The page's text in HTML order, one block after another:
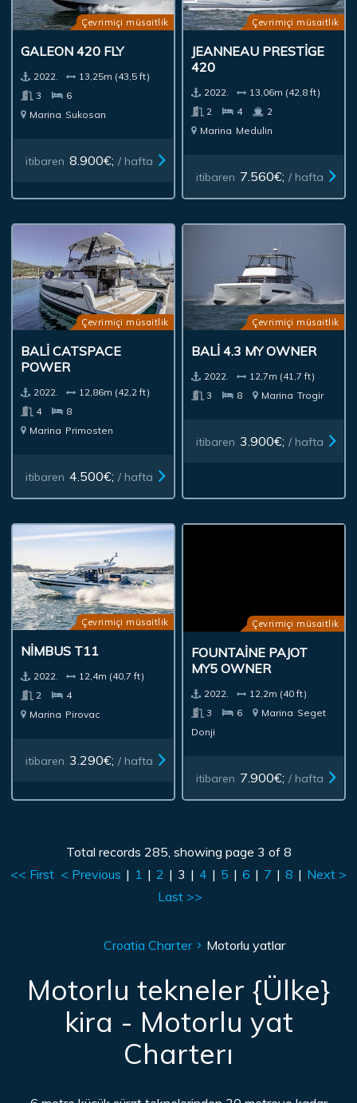
Çevrimiçi müsaitlik
GALEON 420 FLY
2022.
13,25m (43,5 ft)
3
6
Marina Sukosan
itibaren 8.900€; / hafta
Çevrimiçi müsaitlik
JEANNEAU PRESTIGE
420
2022.
13,06m (42,8 ft)
2
4
2
Marina Medulin
itibaren 7.560€; / hafta
Çevrimiçi müsaitlik
BALI CATSPACE
POWER
2022.
12,86m (42,2 ft)
4
8
Marina Primosten
itibaren 4.500€; / hafta
Çevrimiçi müsaitlik
BALI 4.3 MY OWNER
2022.
12,7m (41,7 ft)
3
8 Marina Trogir
itibaren 3.900€; / hafta
Çevrimiçi müsaitlik
NIMBUS T11
2022.
12,4m (40,7 ft)
2
4
Marina Pirovac
itibaren 3.290€; / hafta
Çevrimiçi müsaitlik
FOUNTAINE PAJOT
MY5 OWNER
2022.
12,2m (40 ft)
3
6 Marina Seget
Donji
itibaren 7.900€; / hafta
Total records 285, showing page 3 of 8
<< First < Previous | 1 | 2 | 3 | 4 | 5 | 6 | 7 | 8 | Next >
Last >>
Croatia Charter Motorlu yatlar
Motorlu tekneler {Ülke}
kira - Motorlu yat
Charterı